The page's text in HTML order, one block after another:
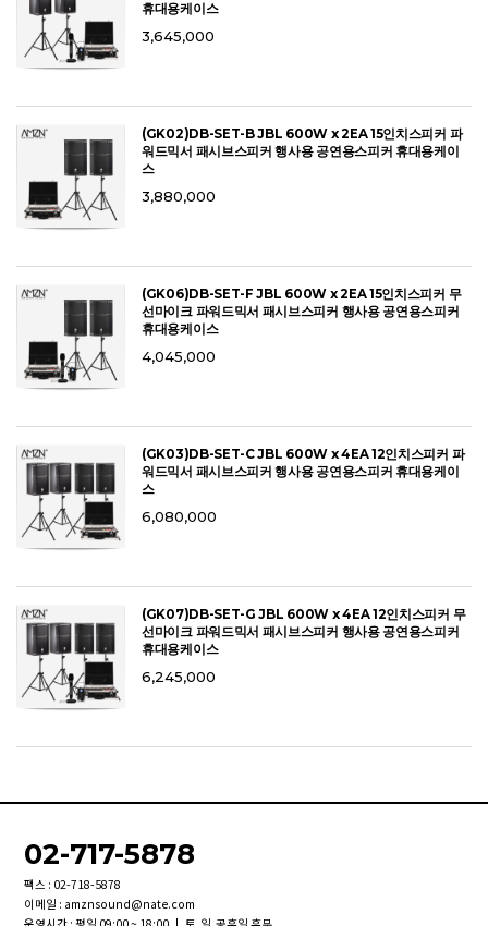
휴대용케이스
3,645,000
(GK02)DB-SET-B JBL 600W x 2EA 15인치스피커 파
워드믹서 패시브스피커 행사용 공연용스피커 휴대용케이
스
3,880,000
(GK06)DB-SET-F JBL 600W x 2EA 15인치스피커 무
선마이크 파워드믹서 패시브스피커 행사용 공연용스피커
휴대용케이스
4,045,000
(GK03)DB-SET-C JBL 600W x 4EA 12인치스피커 파
워드믹서 패시브스피커 행사용 공연용스피커 휴대용케이
스
6,080,000
(GK07)DB-SET-G JBL 600W x 4EA 12인치스피커 무
선마이크 파워드믹서 패시브스피커 행사용 공연용스피커
휴대용케이스
6,245,000
02-717-5878
팩스 : 02-718-5878
이메일 : amznsound@nate.com